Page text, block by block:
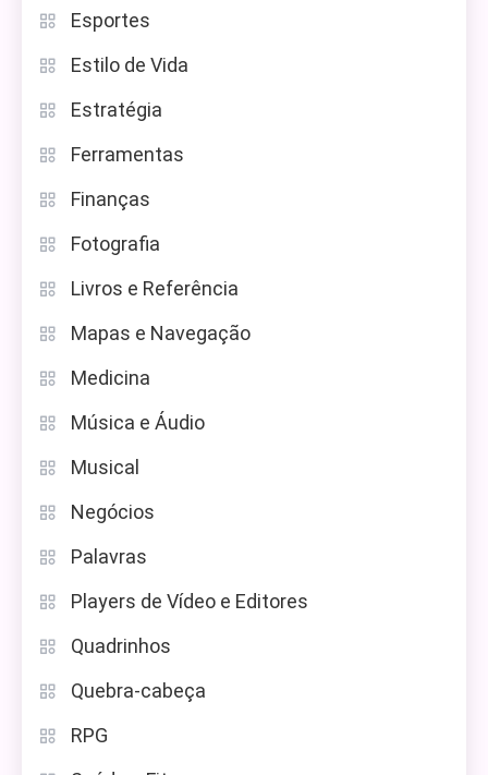
Esportes
Estilo de Vida
Estratégia
Ferramentas
Finanças
Fotografia
Livros e Referência
Mapas e Navegação
Medicina
Música e Áudio
Musical
Negócios
Palavras
Players de Vídeo e Editores
Quadrinhos
Quebra-cabeça
RPG